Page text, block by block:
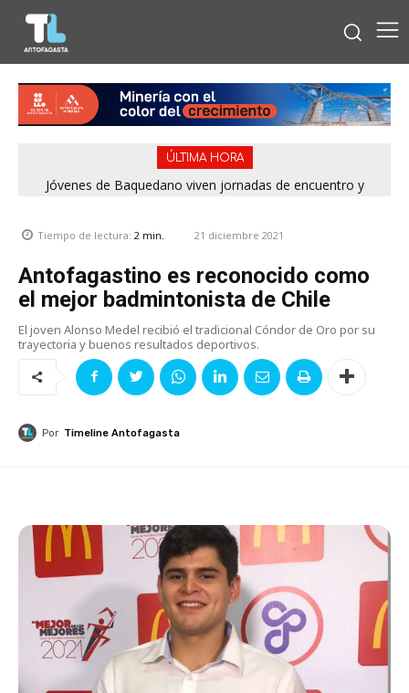
ÚLTIMA HORA
Jóvenes de Baquedano viven jornadas de encuentro y
Tiempo de lectura: 2 min. 21 diciembre 2021
Antofagastino es reconocido como
el mejor badmintonista de Chile
El joven Alonso Medel recibió el tradicional Cóndor de Oro por su
trayectoria y buenos resultados deportivos.
Por Timeline Antofagasta